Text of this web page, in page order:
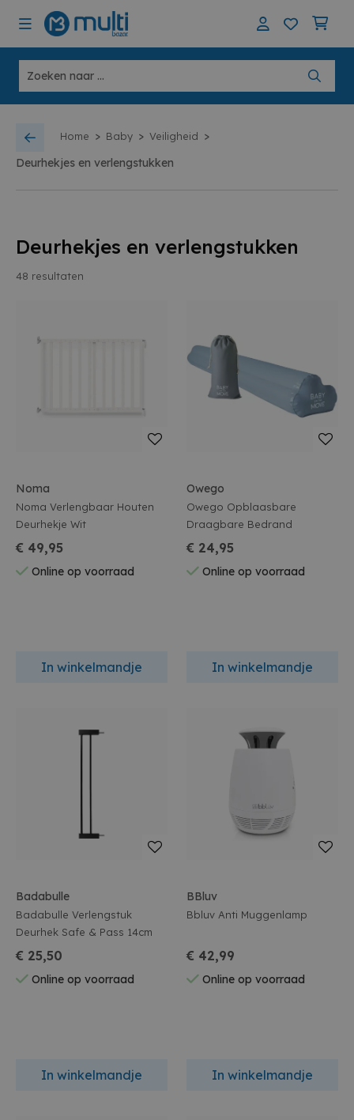
Home > Baby > Veiligheid >
Deurhekjes en verlengstukken
Deurhekjes en verlengstukken
48 resultaten
Noma
Noma Verlengbaar Houten
Deurhekje Wit
€ 49,95
Online op voorraad
In winkelmandje
Owego
Owego Opblaasbare
Draagbare Bedrand
€ 24,95
Online op voorraad
In winkelmandje
Badabulle
Badabulle Verlengstuk
Deurhek Safe & Pass 14cm
€ 25,50
Online op voorraad
In winkelmandje
BBluv
Bbluv Anti Muggenlamp
€ 42,99
Online op voorraad
In winkelmandje